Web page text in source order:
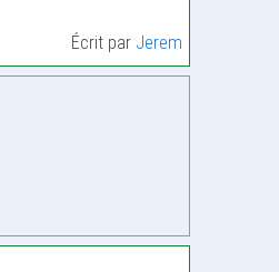
Écrit par Jerem